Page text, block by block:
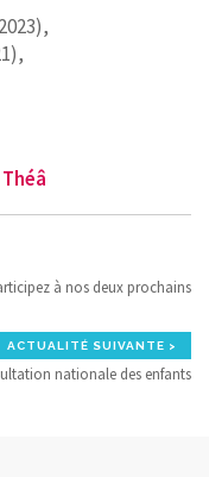
à nos deux prochains
ACTUALITÉ SUIVANTE >
nationale des enfants